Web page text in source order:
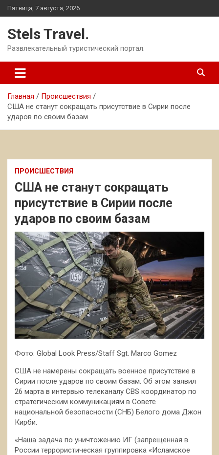
Перейти
к
Пятница, 7 августа, 2026
Stels Travel.
Развлекательный туристический портал.
Главная
Происшествия
США не станут сокращать присутствие в Сирии после
ударов по своим базам
ПРОИСШЕСТВИЯ
США не станут сокращать
присутствие в Сирии после
ударов по своим базам
Фото: Global Look Press/Staff Sgt. Marco Gomez
США не намерены сокращать военное присутствие в
Сирии после ударов по своим базам. Об этом заявил
26 марта в интервью телеканалу CBS координатор по
стратегическим коммуникациям в Совете
национальной безопасности (СНБ) Белого дома Джон
Кирби.
«Наша задача по уничтожению ИГ (запрещенная в
России террористическая группировка «Исламское